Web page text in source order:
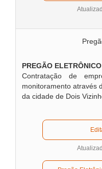
PREGÃO
Contratação de
monitoramento através
da cidade de Dois